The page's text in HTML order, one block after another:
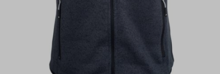
Systémové bundy 3v1
Saka, blejzry, vesty
Kalhoty, kraťasy
Spodní prádlo, ponožky, plavky